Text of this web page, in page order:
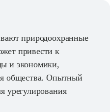
природоохранные
привести к
и экономики,
общества. Опытный
урегулирования